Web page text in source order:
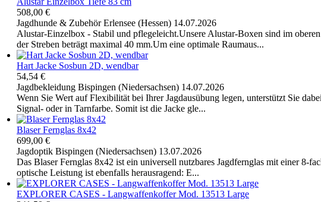
508,00 €
Jagdhunde & Zubehör Erlensee (Hessen) 14.07.2026
Alustar-Einzelbox - Stabil und pflegeleicht.Unsere Alustar-Boxen sind im
der Streben beträgt maximal 40 mm.Um eine optimale Raumaus...
Hart Jacke Sosbun 2D, wendbar
54,54 €
Jagdbekleidung Bispingen (Niedersachsen) 14.07.2026
Wenn Sie Wert auf Flexibilität bei Ihrer Jagdausübung legen, unterstützt Sie
Signal- oder in Tarnfarbe. Somit ist die Jacke gle...
Blaser Fernglas 8x42
699,00 €
Jagdoptik Bispingen (Niedersachsen) 13.07.2026
Das Blaser Fernglas 8x42 ist ein universell nutzbares Jagdfernglas mit einer 8-
optische Leistung ist ebenfalls herausragend: E...
EXPLORER CASES - Langwaffenkoffer Mod. 13513 Large